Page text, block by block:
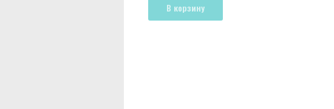
В корзину